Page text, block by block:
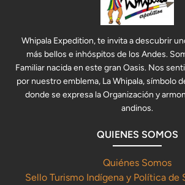
Whipala Expedition, te invita a descubrir
más bellos e inhóspitos de los Andes.
Familiar nacida en este gran Oasis. Nos
por nuestro emblema, La Whipala, símbolo
donde se expresa la Organización y
andinos.
QUIENES SOMOS
Quiénes Somos
Sello Turismo Indígena y Política de